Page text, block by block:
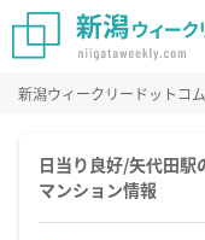
新潟ウィークリードットコム
日当り良好/矢代田駅
マンション情報